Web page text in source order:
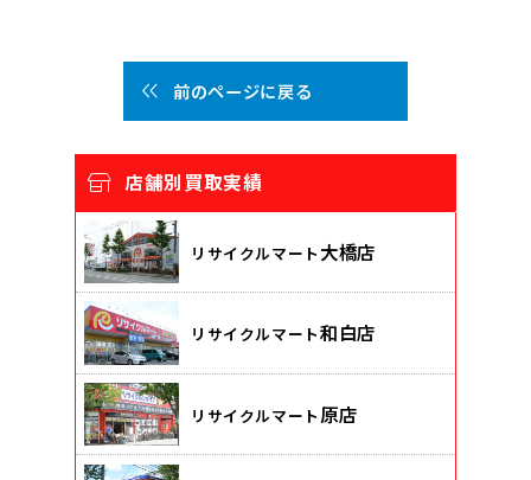
前のページに戻る
店舗別買取実績
リサイクルマート 大橋店
リサイクルマート和白店
リサイクルマート 原店